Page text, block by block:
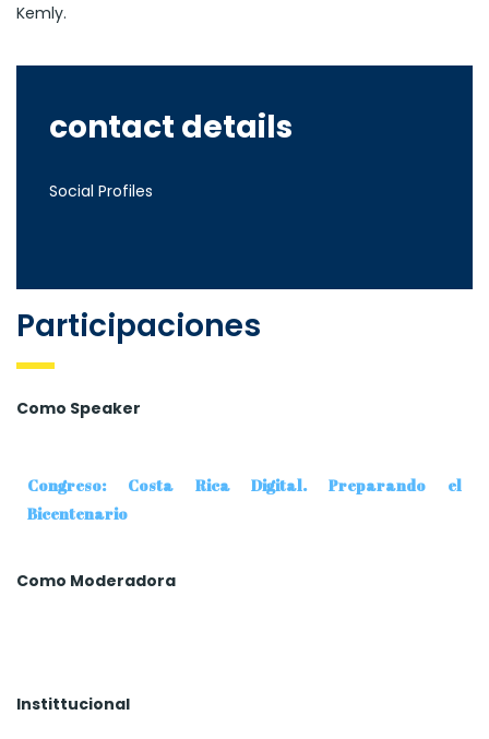
Kemly.
contact details
Social Profiles
Participaciones
Como Speaker
Congreso: Costa Rica Digital. Preparando el
Bicentenario
Como Moderadora
Instittucional